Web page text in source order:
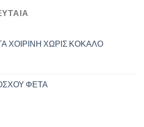
ΧΟΙΡΙΝΗ ΧΩΡΙΣ ΚΟΚΑΛΟ
ΦΕΤΑ